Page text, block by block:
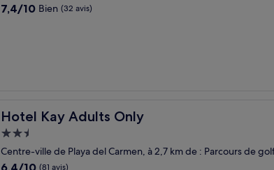
7.4
7,4/10 Bien (32 avis)
Hotel Kay Adults Only
Hotel Kay Adults Only
Hébergement
2.5 étoiles
Centre-ville de Playa del Carmen, à 2,7 km de : Parcours de
6.4
6,4/10 (81 avis)